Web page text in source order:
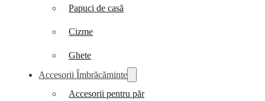
Papuci de casă
Cizme
Ghete
Accesorii Îmbrăcăminte
Accesorii pentru păr